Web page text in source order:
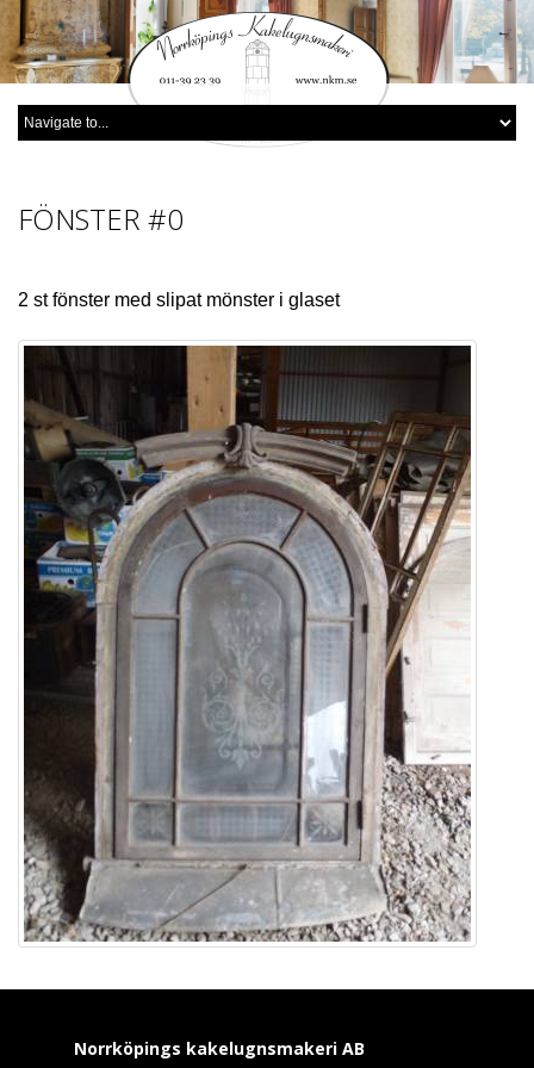
FÖNSTER #0
2 st fönster med slipat mönster i glaset
Norrköpings kakelugnsmakeri AB